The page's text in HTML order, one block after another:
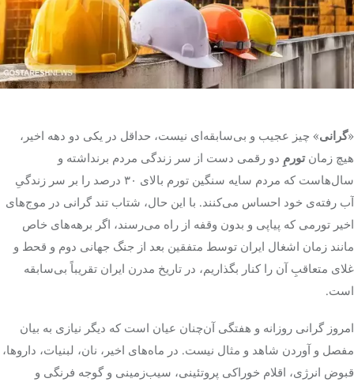
تک کده
پایگاه خبری آبان
«گرانی» چیز عجیب و بی‌سابقه‌ای نیست، حداقل در یکی دو دهه اخیر،
هیچ زمانتورمِ دو رقمی دست از سر زندگی مردم برنداشته و
سال‌هاست که مردم سایه سنگین تورم بالای ۳۰ درصد را بر سر زندگیِ
آب رفته‌ی خود احساس می‌کنند. با این حال، شتاب تند گرانی در موج‌های
اخیر تورمی که پیاپی و بدون وقفه از راه می‌رسند، اگر برهه‌های خاص
مانند زمان اشغال ایران توسط متفقین بعد از جنگ جهانی دوم و قحط و
غلای متعاقبِ آن را کنار بگذاریم، در تاریخ مدرن ایران تقریباً بی‌سابقه
است.
امروز گرانی روزانه و هفتگی آن‌چنان عیان است که دیگر نیازی به بیان
مفصل و آوردن شاهد و مثال نیست. در ماه‌های اخیر، نان، لبنیات، داروها،
قبوض انرژی، اقلام خوراکی پروتئینی، سیب‌زمینی و گوجه فرنگی و